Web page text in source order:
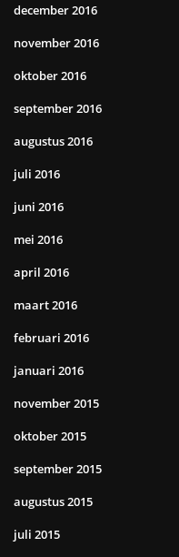
december 2016
november 2016
oktober 2016
september 2016
augustus 2016
juli 2016
juni 2016
mei 2016
april 2016
maart 2016
februari 2016
januari 2016
november 2015
oktober 2015
september 2015
augustus 2015
juli 2015